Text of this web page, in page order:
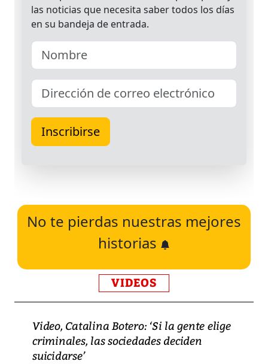
No te pierdas nuestras mejores
historias
VIDEOS
Video, Catalina Botero: ‘Si la gente elige
criminales, las sociedades deciden
suicidarse’